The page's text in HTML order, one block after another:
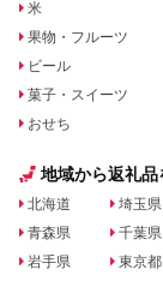
米
果物・フルーツ
ビール
菓子・スイーツ
おせち
地域から返礼品
北海道
青森県
岩手県
埼玉県
千葉県
東京都